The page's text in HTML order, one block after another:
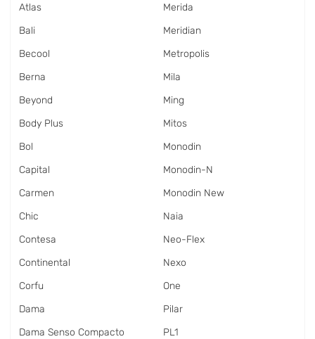
Atlas
Bali
Becool
Berna
Beyond
Body Plus
Bol
Capital
Carmen
Chic
Contesa
Continental
Corfu
Dama
Dama Senso Compacto
Merida
Meridian
Metropolis
Mila
Ming
Mitos
Monodin
Monodin-N
Monodin New
Naia
Neo-Flex
Nexo
One
Pilar
PL1